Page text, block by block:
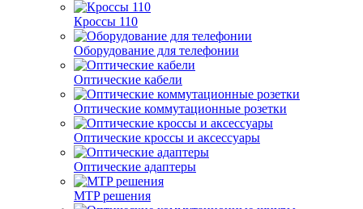
Кроссы 110
Оборудование для телефонии
Оптические кабели
Оптические коммутационные розетки
Оптические кроссы и аксессуары
Оптические адаптеры
MTP решения